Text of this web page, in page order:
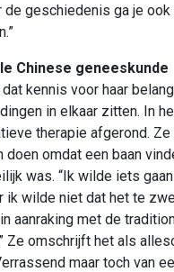
geschiedenis ga je ook
Chinese geneeskunde
kennis voor haar
in elkaar zitten. In
therapie afgerond.
doen omdat een baan
was. “Ik wilde iets
ik wilde niet dat het te
aanraking met de
Ze omschrijft het als
maar toch van